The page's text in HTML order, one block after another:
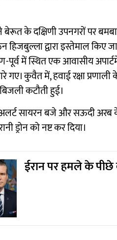
के दक्षिणी उपनगरों पर
द्वारा इस्तेमाल किए
पूर्व में स्थित एक आवासीय
कुवैत में, हवाई रक्षा प्रणाली
कटौती हुई।
सायरन बजे और सऊदी अरब के
ड्रोन को नष्ट कर दिया।
ईरान पर हमले के पीछे